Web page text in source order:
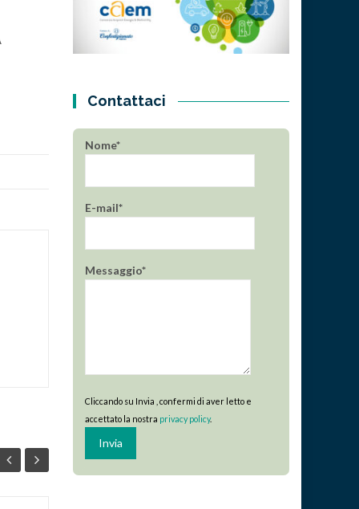
Contattaci
Nome*
E-mail*
Messaggio*
Cliccando su Invia , confermi di aver letto e
accettato la nostra privacy policy.